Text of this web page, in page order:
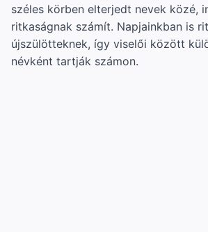
széles körben elterjedt nevek közé,
ritkaságnak számít. Napjainkban is
újszülötteknek, így viselői között
névként tartják számon.